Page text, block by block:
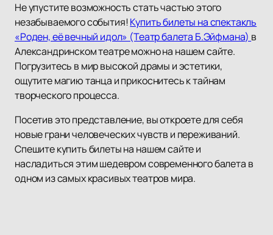
Не упустите возможность стать частью этого
незабываемого события! Купить билеты на спектакль
«Роден, её вечный идол» (Театр балета Б.Эйфмана) в
Александринском театре можно на нашем сайте.
Погрузитесь в мир высокой драмы и эстетики,
ощутите магию танца и прикоснитесь к тайнам
творческого процесса.
Посетив это представление, вы откроете для себя
новые грани человеческих чувств и переживаний.
Спешите купить билеты на нашем сайте и
насладиться этим шедевром современного балета в
одном из самых красивых театров мира.